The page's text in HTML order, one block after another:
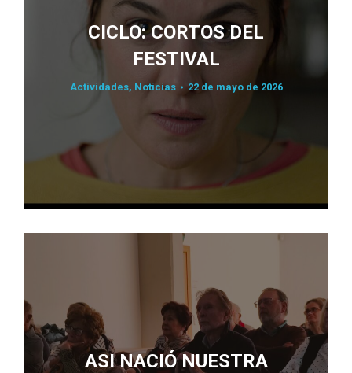
CICLO: CORTOS DEL
FESTIVAL
Actividades, Noticias 22 de mayo de 2026
ASI NACIÓ NUESTRA